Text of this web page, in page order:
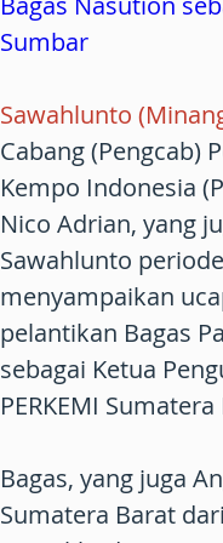
Sumbar
Sawahlunto
Cabang (Pengcab)
Kempo Indonesia
Nico Adrian, yang
Sawahlunto
menyampaikan
pelantikan Bagas
sebagai Ketua
PERKEMI
Bagas, yang juga
Sumatera Barat